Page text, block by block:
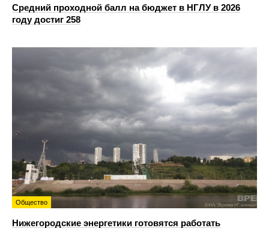
Средний проходной балл на бюджет в НГЛУ в 2026
году достиг 258
Общество
Нижегородские энергетики готовятся работать